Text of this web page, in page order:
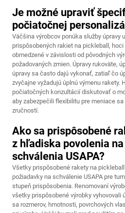
Je možné upraviť
počiatočnej
Väčšina výrobcov ponúka služby úpravy
prispôsobených rakiet na pickleball,
obmedzené v závislosti od pôvodných
požadovaných zmien. Úpravy rukoväte,
úpravy sa často dajú vykonať, zatiaľ čo
zvyčajne vyžadujú úplnú výmenu rakety.
počiatočných konzultácií diskutovať o
aby zabezpečili flexibilitu pre meniace
zručností.
Ako sa prispôsobené
z hľadiska povolenia
schválenia USAPA?
Všetky prispôsobené rakety na
požiadavky na schválenie USAPA pre
stupeň prispôsobenia. Renomovaní
všetky prispôsobené výrobky vyhovovali
sa rozmerov, hmotnosti, povrchových